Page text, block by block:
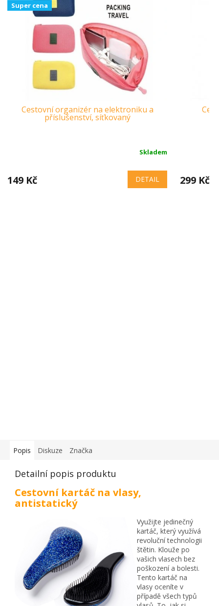
Super cena
Cestovní organizér na elektroniku a
příslušenství, síťkovaný
Skladem
149 Kč DETAIL 299 Kč
Popis Diskuze Značka
Detailní popis produktu
Cestovní kartáč na vlasy,
antistatický
Využijte jedinečný
kartáč, který využívá
revoluční technologii
štětin. Klouže po
vašich vlasech bez
poškození a bolesti.
Tento kartáč na
vlasy oceníte v
případě všech typů